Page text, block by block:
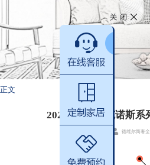
正文
2024新品 | 米克诺斯
德维尔简奢